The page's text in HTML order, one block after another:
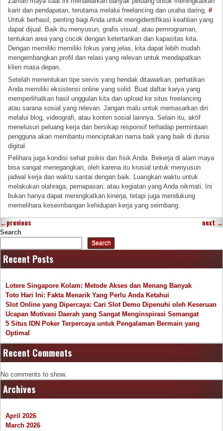
karir dan pendapatan, terutama melalui freelancing dan usaha daring.#
Untuk berhasil, penting bagi Anda untuk mengidentifikasi keahlian yang
dapat dijual. Baik itu menyusun, grafis visual, atau pemrograman,
tentukan area yang cocok dengan ketertarikan dan kapasitas kita.
Dengan memiliki memiliki fokus yang jelas, kita dapat lebih mudah
mengembangkan profil dan relasi yang relevan untuk mendapatkan
klien masa depan.
Setelah menentukan tipe servis yang hendak ditawarkan, perhatikan
Anda memiliki eksistensi online yang solid. Buat daftar karya yang
memperlihatkan hasil unggulan kita dan upload ke situs freelancing
atau sarana sosial yang relevan. Jangan malu untuk memasarkan diri
melalui blog, videografi, atau konten sosial lainnya. Selain itu, aktif
menelusuri peluang kerja dan bersikap responsif terhadap permintaan
pengguna akan membantu menciptakan nama baik yang baik di dunia
digital.
Pelihara juga kondisi sehat psikis dan fisik Anda. Bekerja di alam maya
bisa sangat menegangkan, oleh karena itu krusial untuk menyusun
jadwal kerja dan waktu santai dengan baik. Luangkan waktu untuk
melakukan olahraga, pernapasan, atau kegiatan yang Anda nikmati. Ini
bukan hanya dapat meningkatkan kinerja, tetapi juga mendukung
memelihara keseimbangan kehidupan kerja yang seimbang.
←previous next →
Search
Search
Recent Posts
Lotere Singapore Kolam: Metode Akses dan Menang Banyak
Toto Hari Ini: Fakta Menarik Yang Perlu Anda Ketahui
Slot Online yang Dipercaya: Cari Slot Demo Dipenuhi oleh Keseruan
Ucapan Motivasi Daerah yang Sangat Menginspirasi Semangat
5 Situs IDN Poker Terpercaya untuk Pengalaman Bermain yang
Optimal
Recent Comments
No comments to show.
Archives
April 2026
March 2026